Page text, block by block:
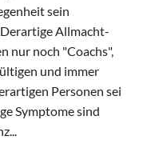
sein
Allmacht-
nur noch "Coachs",
und immer
Personen sei
Symptome sind